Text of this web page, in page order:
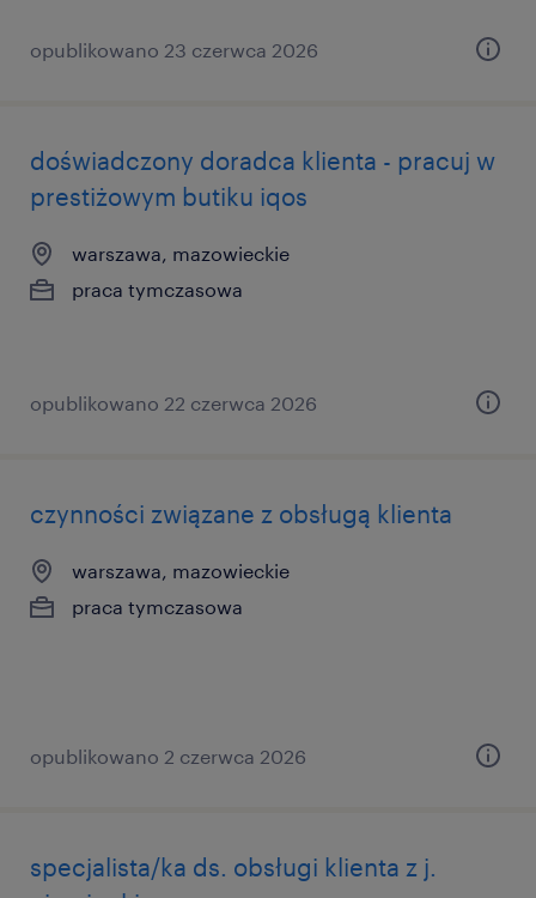
opublikowano 23 czerwca 2026
doświadczony doradca klienta - pracuj w
prestiżowym butiku iqos
warszawa, mazowieckie
praca tymczasowa
opublikowano 22 czerwca 2026
czynności związane z obsługą klienta
warszawa, mazowieckie
praca tymczasowa
opublikowano 2 czerwca 2026
specjalista/ka ds. obsługi klienta z j.